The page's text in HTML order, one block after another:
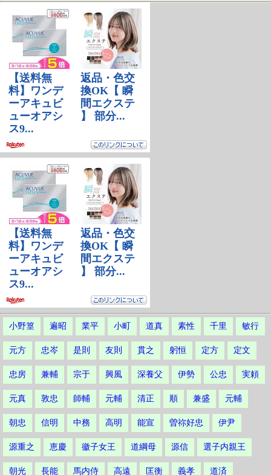
小野篁 遍昭 業平 小町 道真 素性 千里 敏行
元方 忠岑 是則 友則 貫之 躬恒 定方 定文
忠房 兼輔 宗于 興風 深養父 伊勢 公忠 実頼
元真 敦忠 師輔 元輔 清正 順 兼盛 元輔
朝忠 信明 中務 高明 能宣 曽祢好忠 伊尹
源重之 恵慶 徽子女王 道綱母 源信 選子内親王
朝光 長能 馬内侍 高遠 匡衡 義孝 道済